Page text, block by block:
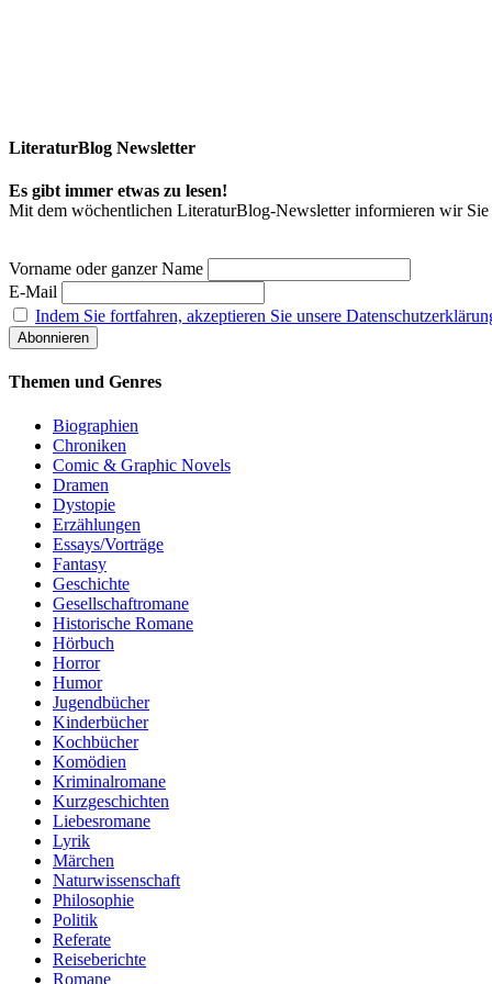
LiteraturBlog Newsletter
Es gibt immer etwas zu lesen!
Mit dem wöchentlichen LiteraturBlog-Newsletter informieren wir
Vorname oder ganzer Name
E-Mail
Indem Sie fortfahren, akzeptieren Sie unsere
Themen und Genres
Biographien
Chroniken
Comic & Graphic Novels
Dramen
Dystopie
Erzählungen
Essays/Vorträge
Fantasy
Geschichte
Gesellschaftromane
Historische Romane
Hörbuch
Horror
Humor
Jugendbücher
Kinderbücher
Kochbücher
Komödien
Kriminalromane
Kurzgeschichten
Liebesromane
Lyrik
Märchen
Naturwissenschaft
Philosophie
Politik
Referate
Reiseberichte
Romane